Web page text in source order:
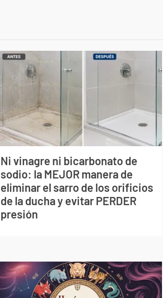
Ni vinagre ni bicarbonato de
sodio: la MEJOR manera de
eliminar el sarro de los orificios
de la ducha y evitar PERDER
presión